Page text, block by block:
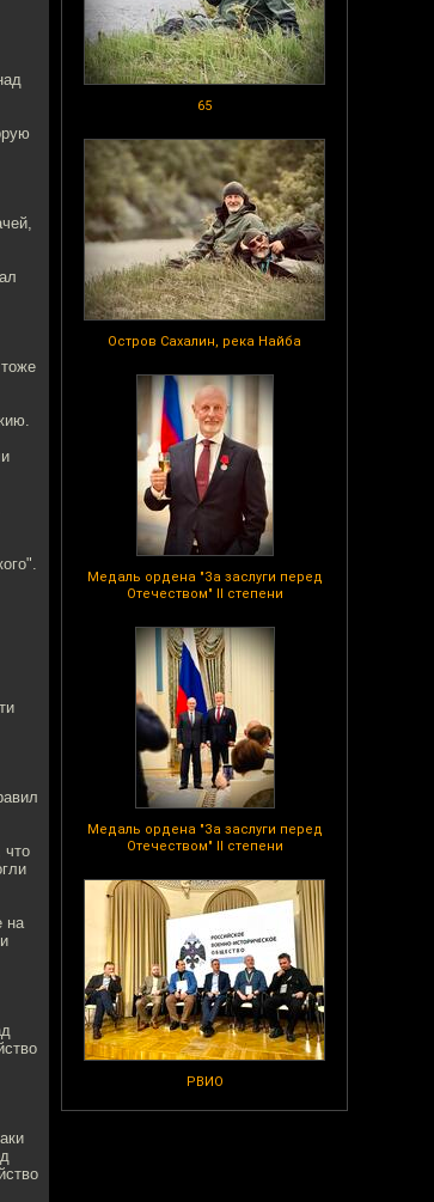
65
Остров Сахалин, река Найба
Медаль ордена "За заслуги перед
Отечеством" II степени
Медаль ордена "За заслуги перед
Отечеством" II степени
РВИО
что
на